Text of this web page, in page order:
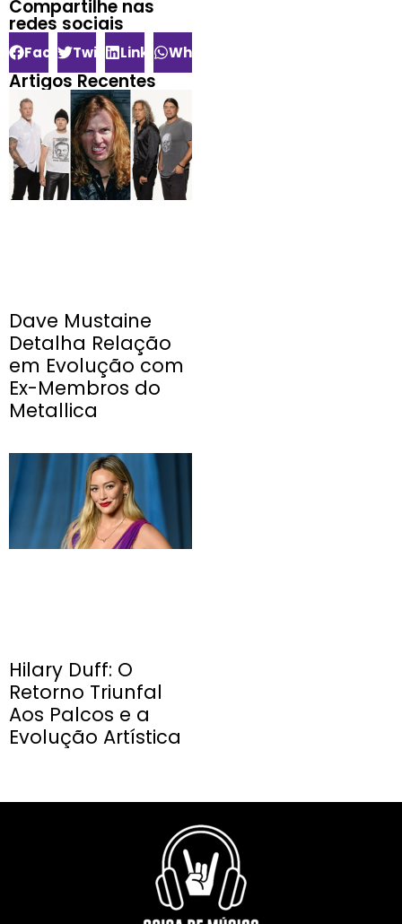
Compartilhe nas
redes sociais​
FacebookTwitterLinkedInWhatsApp
Artigos Recentes
Dave Mustaine
Detalha Relação
em Evolução com
Ex-Membros do
Metallica
Hilary Duff: O
Retorno Triunfal
Aos Palcos e a
Evolução Artística